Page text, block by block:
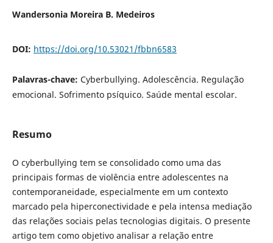
Wandersonia Moreira B. Medeiros
DOI: https://doi.org/10.53021/fbbn6583
Palavras-chave: Cyberbullying. Adolescência. Regulação
emocional. Sofrimento psíquico. Saúde mental escolar.
Resumo
O cyberbullying tem se consolidado como uma das
principais formas de violência entre adolescentes na
contemporaneidade, especialmente em um contexto
marcado pela hiperconectividade e pela intensa mediação
das relações sociais pelas tecnologias digitais. O presente
artigo tem como objetivo analisar a relação entre